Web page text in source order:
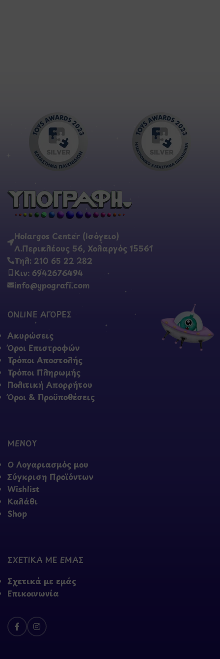
Holargos Center (Ισόγειο)
Λ.Περικλέους 56, Χολαργός 15561
Τηλ: 210 65 22 282
Κιν: 6942676494
info@ypografi.com
ONLINE ΑΓΟΡΕΣ
Ακυρώσεις
Όροι Επιστροφών
Τρόποι Αποστολής
Τρόποι Πληρωμής
Πολιτική Απορρήτου
Όροι & Προϋποθέσεις
ΜΕΝΟΥ
Ο Λογαριασμός μου
Σύγκριση Προϊόντων
Wishlist
Καλάθι
Shop
ΣΧΕΤΙΚΑ ΜΕ ΕΜΑΣ
Σχετικά με εμάς
Επικοινωνία